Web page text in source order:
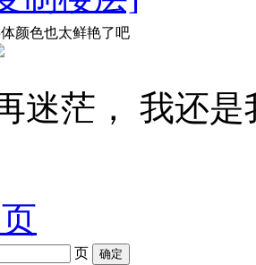
颜色也太鲜艳了吧
迷茫， 我还
页